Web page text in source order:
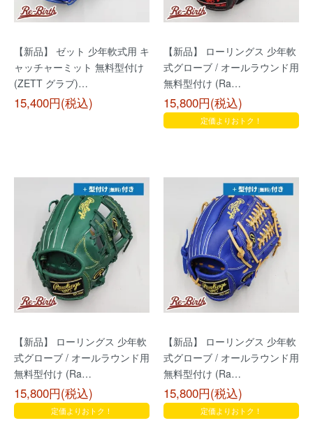
【新品】 ゼット 少年軟式用 キ
ャッチャーミット 無料型付け
(ZETT グラブ)…
15,400円(税込)
【新品】 ローリングス 少年軟
式グローブ / オールラウンド用
無料型付け (Ra…
15,800円(税込)
定価よりおトク！
【新品】 ローリングス 少年軟
式グローブ / オールラウンド用
無料型付け (Ra…
15,800円(税込)
定価よりおトク！
【新品】 ローリングス 少年軟
式グローブ / オールラウンド用
無料型付け (Ra…
15,800円(税込)
定価よりおトク！